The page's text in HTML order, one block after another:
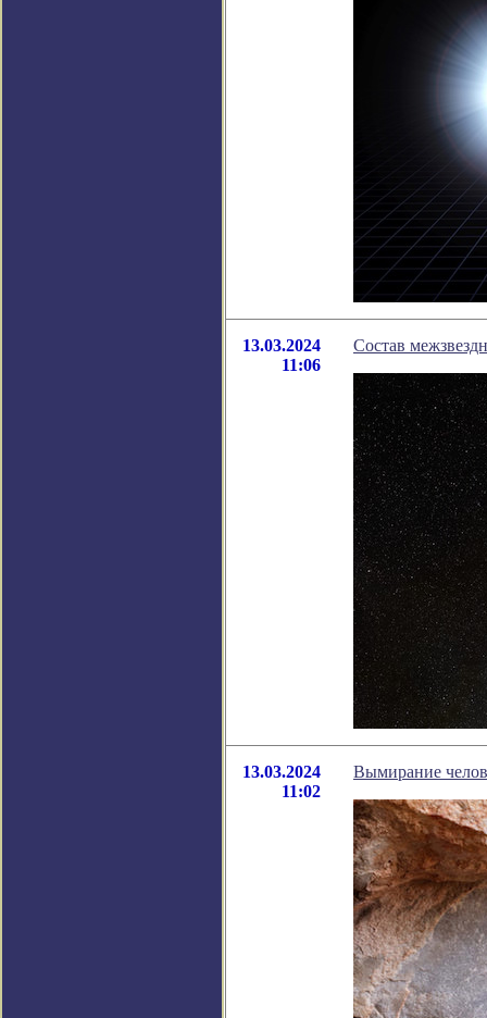
13.03.2024
11:06
Состав
13.03.2024
11:02
Вымирание